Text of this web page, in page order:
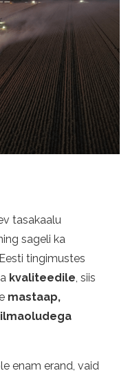
tasakaalu
sageli ka
tingimustes
kvaliteedile, siis
mastaap,
enam erand, vaid